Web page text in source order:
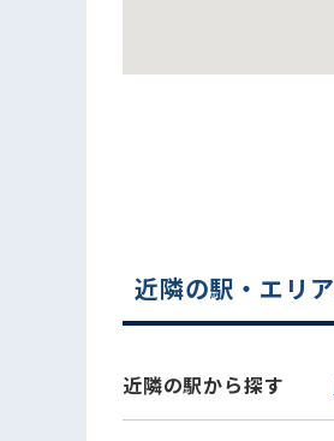
近隣の駅・エリ
近隣の駅から探す